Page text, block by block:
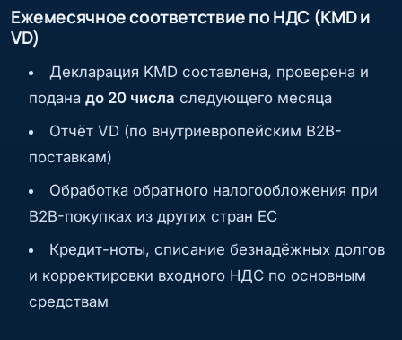
Ежемесячное соответствие по НДС (KMD и
VD)
Декларация KMD составлена, проверена и
подана до 20 числа следующего месяца
Отчёт VD (по внутриевропейским B2B-
поставкам)
Обработка обратного налогообложения при
B2B-покупках из других стран ЕС
Кредит-ноты, списание безнадёжных долгов
и корректировки входного НДС по основным
средствам